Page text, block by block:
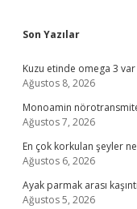
Son Yazılar
Kuzu etinde omega 3 var
Ağustos 8, 2026
Monoamin
Ağustos 7, 2026
En çok korkulan şeyler
Ağustos 6, 2026
Ayak parmak arası
Ağustos 5, 2026